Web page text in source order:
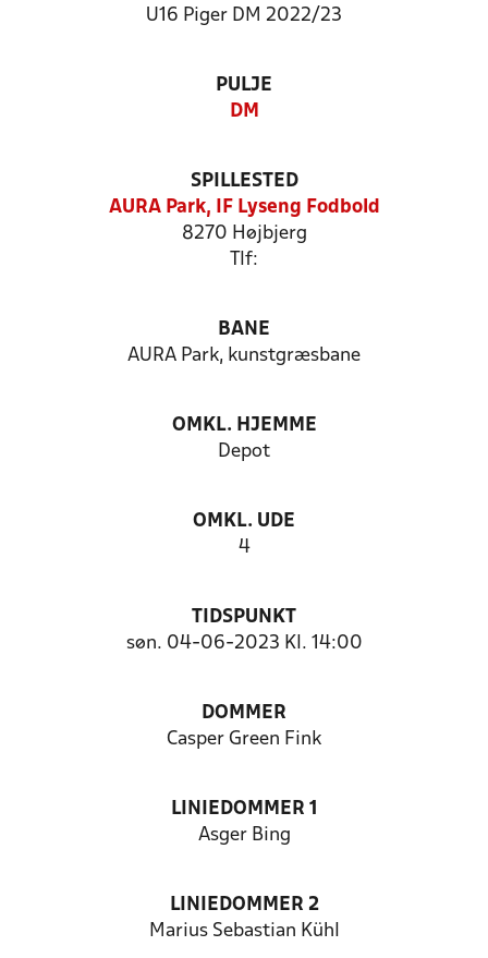
U16 Piger DM 2022/23
PULJE
DM
SPILLESTED
AURA Park, IF Lyseng Fodbold
8270 Højbjerg
Tlf:
BANE
AURA Park, kunstgræsbane
OMKL. HJEMME
Depot
OMKL. UDE
4
TIDSPUNKT
søn. 04-06-2023 Kl. 14:00
DOMMER
Casper Green Fink
LINIEDOMMER 1
Asger Bing
LINIEDOMMER 2
Marius Sebastian Kühl